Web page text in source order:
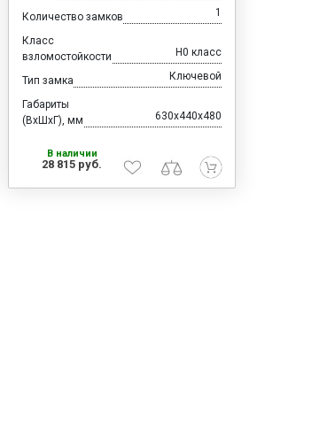
Количество замков 1
Класс
взломостойкости
H0 класс
Тип замка Ключевой
Габариты
(ВхШхГ), мм
630x440x480
В наличии
28 815 руб.